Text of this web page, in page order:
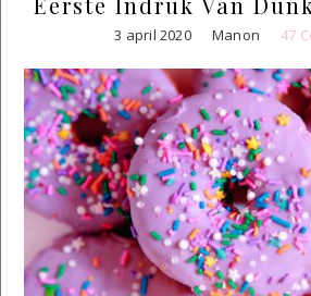
3 april 2020 Manon 47